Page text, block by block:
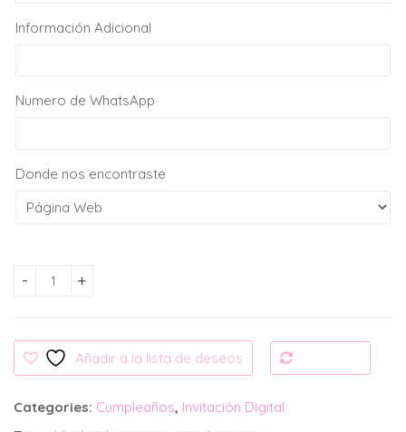
Información Adicional
Numero de WhatsApp
Donde nos encontraste
Invitación Digital: BlackPink cantidad
Añadir a la lista de deseos
Categories: Cumpleaños, Invitación Digital